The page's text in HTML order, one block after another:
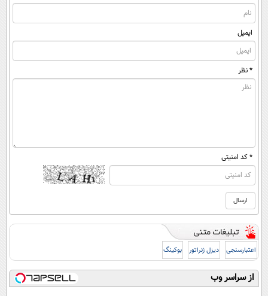
ایمیل
* نظر
* کد امنیتی
اعتبارسنجی دیزل ژنراتور بوکینگ
از سراسر وب